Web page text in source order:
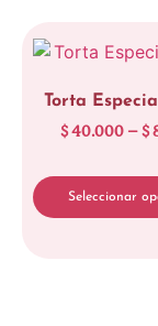
Torta
$40.000 – $
Seleccionar